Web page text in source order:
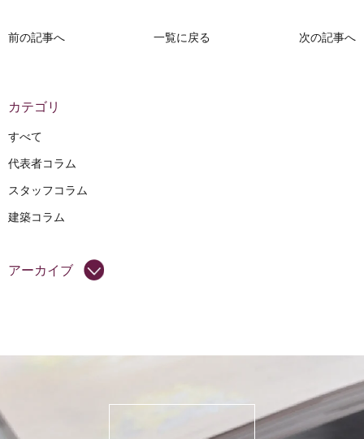
前の記事へ 一覧に戻る 次の記事へ
カテゴリ
すべて
代表者コラム
スタッフコラム
建築コラム
アーカイブ